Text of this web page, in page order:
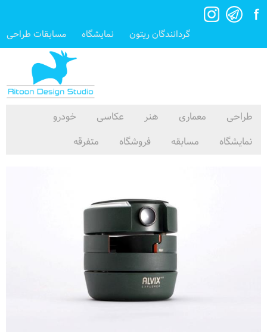
گردانندگان ریتون نمایشگاه مسابقات طراحی
طراحی معماری هنر عکاسی
خودرو
نمایشگاه
مسابقه فروشگاه متفرقه